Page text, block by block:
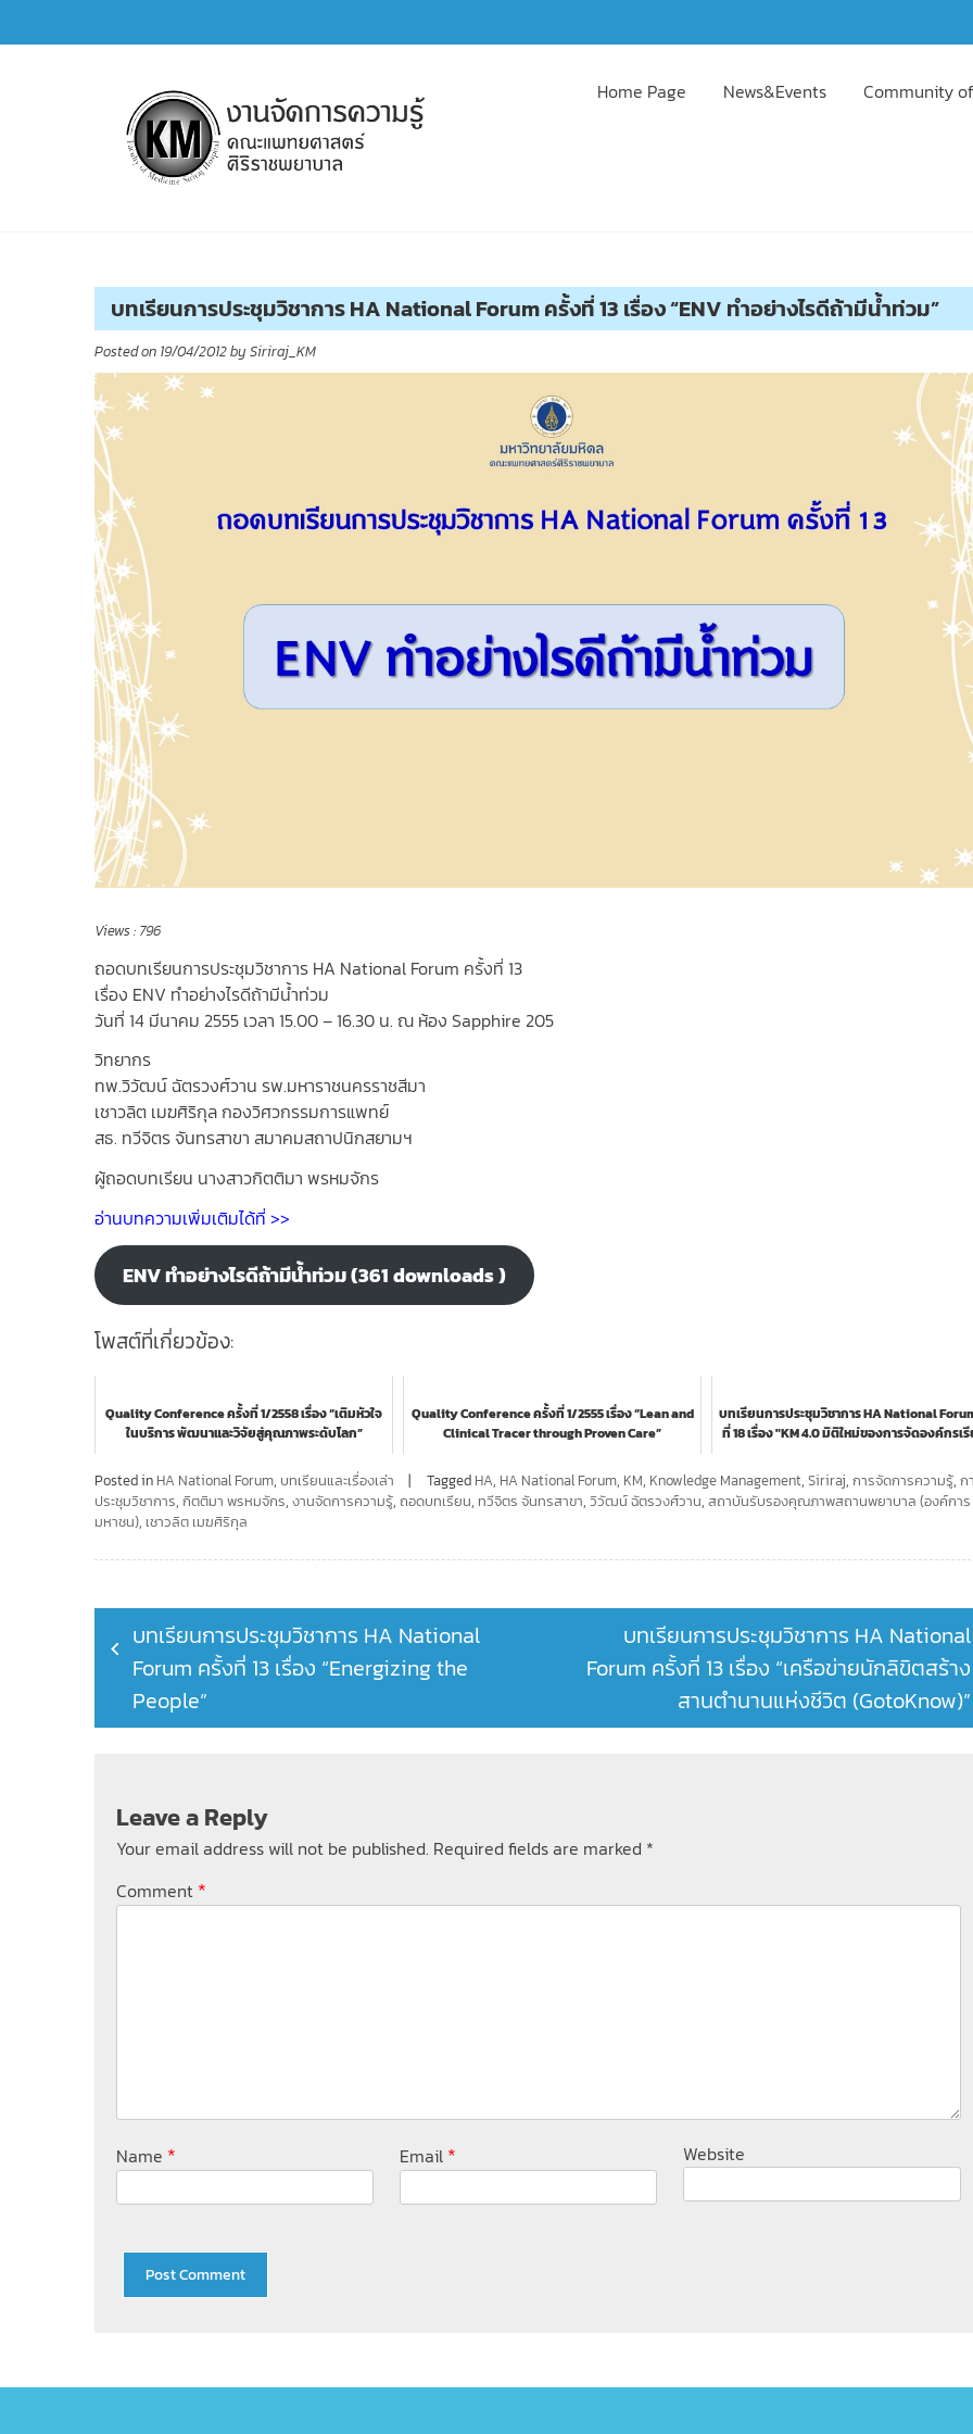
to
Home Page News&Events Community
บทเรียนการประชุมวิชาการ HA National Forum ครั้งที่ 13 เรื่อง “ENV ทำอย่างไรดีถ้ามีน้ำท่วม”
Posted on 19/04/2012by Siriraj_KM
Views : 796
ถอดบทเรียนการประชุมวิชาการ HA National Forum ครั้งที่ 13
เรื่อง ENV ทำอย่างไรดีถ้ามีน้ำท่วม
วันที่ 14 มีนาคม 2555 เวลา 15.00 – 16.30 น. ณ ห้อง Sapphire 205
วิทยากร
ทพ.วิวัฒน์ ฉัตรวงศ์วาน รพ.มหาราชนครราชสีมา
เชาวลิต เมฆศิริกุล กองวิศวกรรมการแพทย์
สธ. ทวีจิตร จันทรสาขา สมาคมสถาปนิกสยามฯ
ผู้ถอดบทเรียน นางสาวกิตติมา พรหมจักร
อ่านบทความเพิ่มเติมได้ที่ >>
ENV ทำอย่างไรดีถ้ามีน้ำท่วม (361 downloads )
โพสต์ที่เกี่ยวข้อง:
Quality Conference ครั้งที่ 1/2558 เรื่อง “เติมหัวใจ
ในบริการ พัฒนาและวิจัยสู่คุณภาพระดับโลก”
Quality Conference ครั้งที่ 1/2555 เรื่อง “Lean and
Clinical Tracer through Proven Care”
บทเรียนการประชุมวิชาการ HA National
ที่ 18 เรื่อง "KM 4.0 มิติใหม่ของการจัดองค์กรเรี
Posted in HA National Forum, บทเรียนและเรื่องเล่า Tagged HA, HA National Forum, KM, Knowledge Management, Siriraj, การจัดการความรู้, ก
ประชุมวิชาการ, กิตติมา พรหมจักร, งานจัดการความรู้, ถอดบทเรียน, ทวีจิตร จันทรสาขา, วิวัฒน์ ฉัตรวงศ์วาน, สถาบันรับรองคุณภาพสถานพยาบาล (องค์การ
มหาชน), เชาวลิต เมฆศิริกุล
Post
navigation
บทเรียนการประชุมวิชาการ HA National
Forum ครั้งที่ 13 เรื่อง “Energizing the
People”
บทเรียนการประชุมวิชาการ HA National
Forum ครั้งที่ 13 เรื่อง “เครือข่ายนักลิขิตสร้าง
สานตำนานแห่งชีวิต (GotoKnow)”
Leave a Reply
Your email address will not be published. Required fields are marked *
Comment *
Name * Email * Website